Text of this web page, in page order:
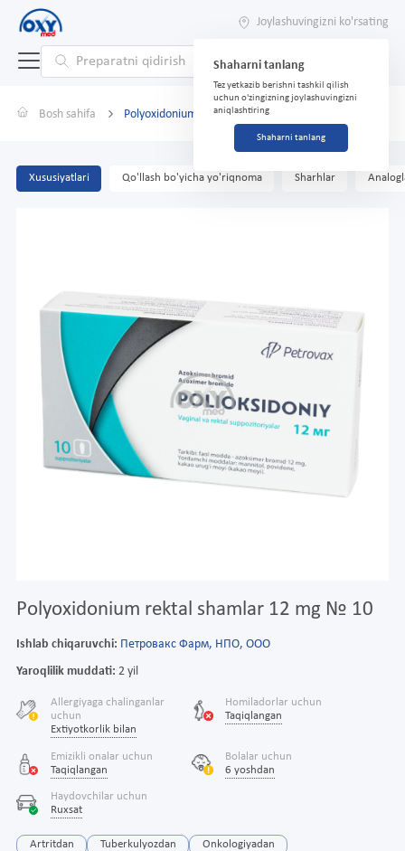
Joylashuvingizni ko'rsating
Shaharni tanlang
Tez yetkazib berishni tashkil qilish
uchun o'zingizning joylashuvingizni
aniqlashtiring
Shaharni tanlang
Bosh sahifa Polyoxidonium rektal shamlar 12 mg № 10
Xususiyatlari Qo'llash bo'yicha yo'riqnoma Sharhlar
Polyoxidonium rektal shamlar 12 mg № 10
Ishlab chiqaruvchi: Петровакс Фарм, НПО, ООО
Yaroqlilik muddati: 2 yil
Allergiyaga chalinganlar
uchun
Extiyotkorlik bilan
Homiladorlar uchun
Taqiqlangan
Emizikli onalar uchun
Taqiqlangan
Bolalar uchun
6 yoshdan
Haydovchilar uchun
Ruxsat
Artritdan Tuberkulyozdan
Onkologiyadan